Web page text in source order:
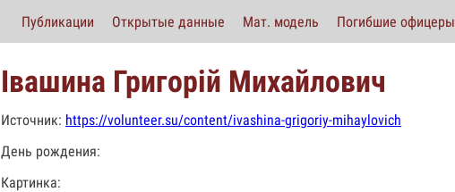
Публикации Открытые данные Мат. модель Погибшие офицеры
Івашина Григорій Михайлович
Источник: https://volunteer.su/content/ivashina-grigoriy-mihaylovich
День рождения:
Картинка: